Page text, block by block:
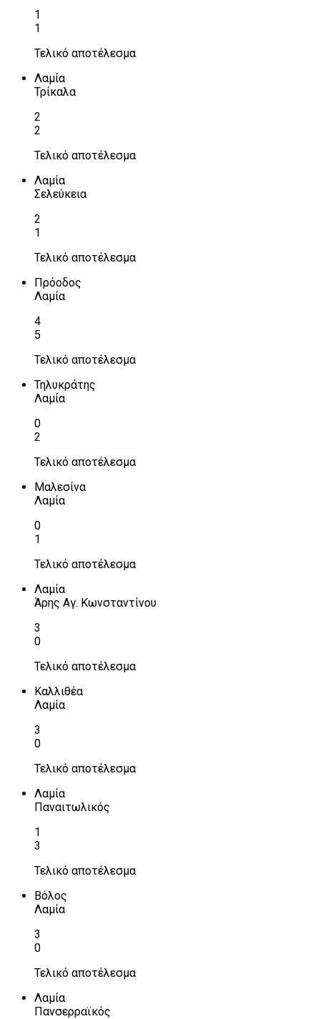
1
1
Τελικό αποτέλεσμα
Λαμία
Τρίκαλα
2
2
Τελικό αποτέλεσμα
Λαμία
Σελεύκεια
2
1
Τελικό αποτέλεσμα
Πρόοδος
Λαμία
4
5
Τελικό αποτέλεσμα
Τηλυκράτης
Λαμία
0
2
Τελικό αποτέλεσμα
Μαλεσίνα
Λαμία
0
1
Τελικό αποτέλεσμα
Λαμία
Άρης Αγ. Κωνσταντίνου
3
0
Τελικό αποτέλεσμα
Καλλιθέα
Λαμία
3
0
Τελικό αποτέλεσμα
Λαμία
Παναιτωλικός
1
3
Τελικό αποτέλεσμα
Βόλος
Λαμία
3
0
Τελικό αποτέλεσμα
Λαμία
Πανσερραϊκός